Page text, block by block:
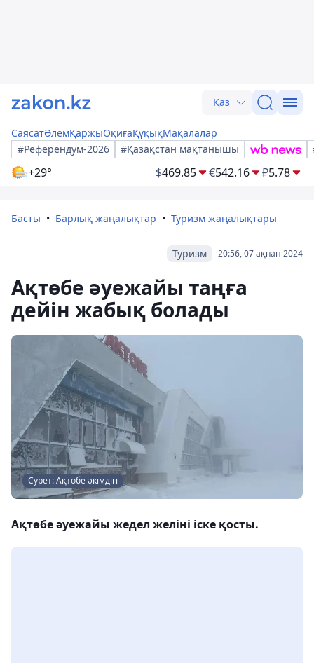
Қаз
СаясатӘлемҚаржыОқиғаҚұқықМақалалар
#Референдум-2026
#Қазақстан мақтанышы
+29° $469.85 €542.16 ₽5.78
Басты Барлық жаңалықтар Туризм жаңалықтары
20:56, 07 ақпан 2024
Туризм
Ақтөбе әуежайы таңға
дейін жабық болады
Сурет: Ақтөбе әкімдігі
Ақтөбе әуежайы жедел желіні іске қосты.